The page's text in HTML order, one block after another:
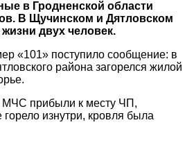
в Гродненской области
В Щучинском и Дятловском
двух человек.
«101» поступило сообщение: в
района загорелся жилой
МЧС прибыли к месту ЧП,
изнутри, кровля была